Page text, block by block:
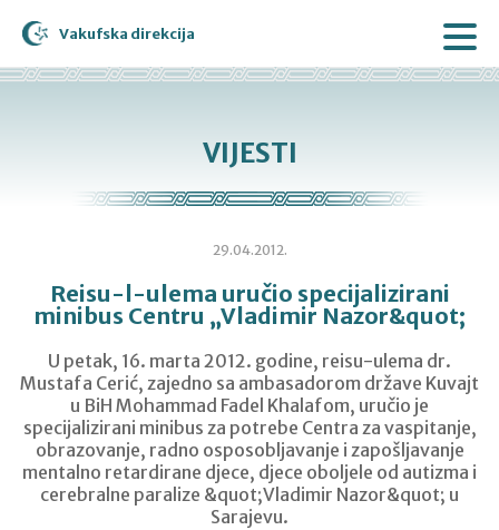
Vakufska direkcija
VIJESTI
29.04.2012.
Reisu-l-ulema uručio specijalizirani
minibus Centru „Vladimir Nazor&quot;
U petak, 16. marta 2012. godine, reisu-ulema dr.
Mustafa Cerić, zajedno sa ambasadorom države Kuvajt
u BiH Mohammad Fadel Khalafom, uručio je
specijalizirani minibus za potrebe Centra za vaspitanje,
obrazovanje, radno osposobljavanje i zapošljavanje
mentalno retardirane djece, djece oboljele od autizma i
cerebralne paralize &quot;Vladimir Nazor&quot; u
Sarajevu.